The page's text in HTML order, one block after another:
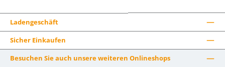
Ladengeschäft
Sicher Einkaufen
Besuchen Sie auch unsere weiteren Onlineshops